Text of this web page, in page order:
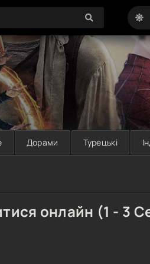
Дорами Турецькі
онлайн (1 - 3